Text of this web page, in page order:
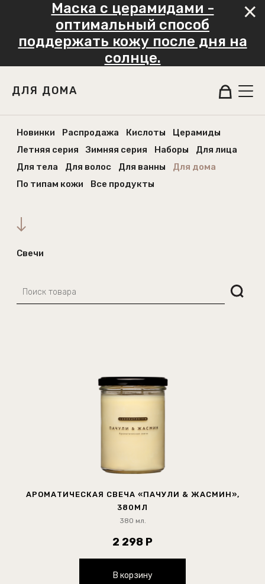
Маска с церамидами -
оптимальный способ
поддержать кожу после дня на
солнце.
ДЛЯ ДОМА
Новинки Распродажа Кислоты
Церамиды
Летняя серия
Зимняя серия Наборы
Для лица
Для тела
Для волос Для ванны
Для дома
По типам кожи
Все продукты
Свечи
АРОМАТИЧЕСКАЯ СВЕЧА «ПАЧУЛИ & ЖАСМИН»,
380МЛ
380 мл.
2 298 Р
В корзину